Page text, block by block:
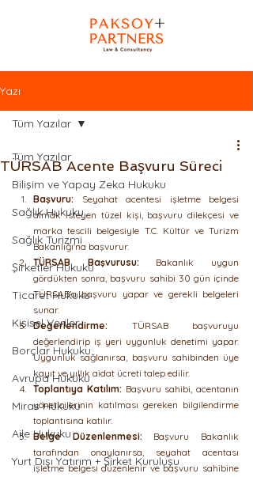
Yazı
Tüm Yazılar
Bilişim ve Yapay Zeka Hukuku
Sağlık Hukuku
Sağlık Turizmi
Şirketler Hukuku
Ticaret Hukuku
Kişisel Veriler
Borçlar Hukuku
Avrupa Hukuku
Miras Hukuku
Aile Hukuku
Yurt Dışı Yatırım + Şirket Kuruluşu
Tüm Yazılar
TÜRSAB Acente Başvuru Süreci
Başvuru: Seyahat acentesi işletme belgesi
almak isteyen tüzel kişi, başvuru dilekçesi ve
marka tescili belgesiyle T.C. Kültür ve Turizm
Bakanlığı'na başvurur.
TÜRSAB Başvurusu: Bakanlık uygun
gördükten sonra, başvuru sahibi 30 gün içinde
TÜRSAB’a başvuru yapar ve gerekli belgeleri
sunar.
Değerlendirme: TÜRSAB başvuruyu
değerlendirip iş yeri uygunluk denetimi yapar.
Uygunluk sağlanırsa, başvuru sahibinden üye
kayıt ve yıllık aidat ücreti talep edilir.
Toplantıya Katılım: Başvuru sahibi, acentanın
yöneticilerinin katılması gereken bilgilendirme
toplantısına katılır.
Belge Düzenlenmesi: Başvuru Bakanlık
tarafından onaylanırsa, seyahat acentası
işletme belgesi düzenlenir ve başvuru sahibine